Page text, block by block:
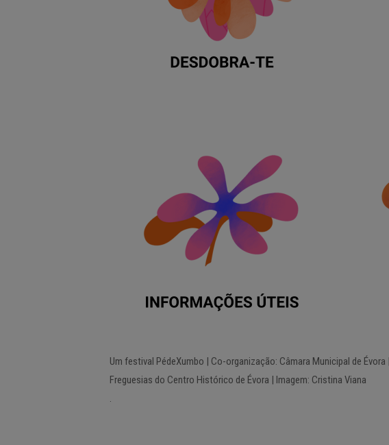
Um festival PédeXumbo | Co-organização: Câmara Municipal de
Freguesias do Centro Histórico de Évora | Imagem: Cristina Viana
.